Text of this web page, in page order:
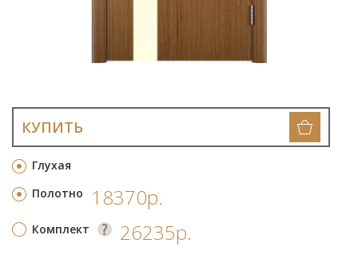
Глухая
КУПИТЬ
Полотно 18370р.
Комплект 26235р.